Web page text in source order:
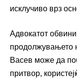
исклучиво врз
Адвокатот
продолжувањето
Васев може да
притвор,